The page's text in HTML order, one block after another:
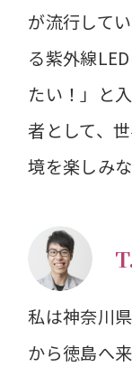
が流行して
る紫外線
たい！」と
者として、
境を楽しみ
私は神奈川
から徳島へ